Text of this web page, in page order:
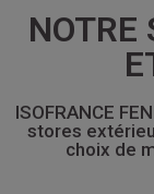
NOTRE
ISOFRANCE
stores
choix de